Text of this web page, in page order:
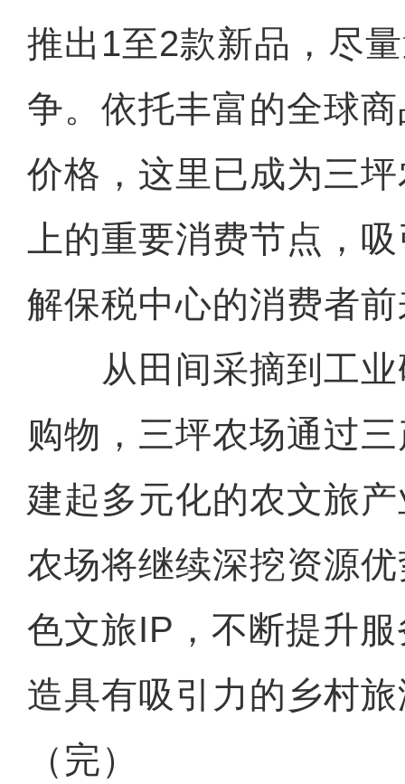
推出1至2款新品，尽
争。依托丰富的全球
价格，这里已成为三
上的重要消费节点，
解保税中心的消费者
从田间采摘到工业
购物，三坪农场通过
建起多元化的农文旅
农场将继续深挖资源
色文旅IP，不断提升
造具有吸引力的乡村
（完）